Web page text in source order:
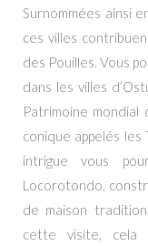
Surnommées ainsi
ces villes
des Pouilles. Vous
dans les villes
Patrimoine mondial
conique appelés les
intrigue vous
Locorotondo,
de maison
cette visite, cela